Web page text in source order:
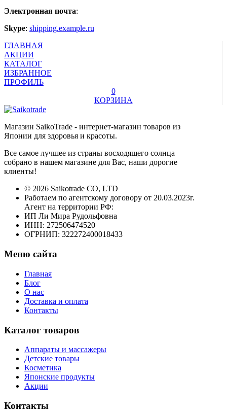
Электронная почта:
Skype: shipping.example.ru
ГЛАВНАЯ
АКЦИИ
КАТАЛОГ
ИЗБРАННОЕ
ПРОФИЛЬ
0
КОРЗИНА
Магазин SaikoTrade - интернет-магазин товаров из
Японии для здоровья и красоты.
Все самое лучшее из страны восходящего солнца
собрано в нашем магазине для Вас, наши дорогие
клиенты!
© 2026 Saikotrade CO, LTD
Работаем по агентскому договору от 20.03.2023г.
Агент на территории РФ:
ИП Ли Мира Рудольфовна
ИНН: 272506474520
ОГРНИП: 322272400018433
Меню сайта
Главная
Блог
О нас
Доставка и оплата
Контакты
Каталог товаров
Аппараты и массажеры
Детские товары
Косметика
Японские продукты
Акции
Контакты